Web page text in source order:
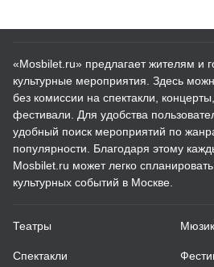
«Mosbilet.ru» предлагает жителям и
культурные мероприятия. Здесь
без комиссии на спектакли,
фестивали. Для удобства
удобный поиск мероприятий по
популярности. Благодаря этому
Mosbilet.ru может легко
культурных событий в Москве.
Театры
Спектакли